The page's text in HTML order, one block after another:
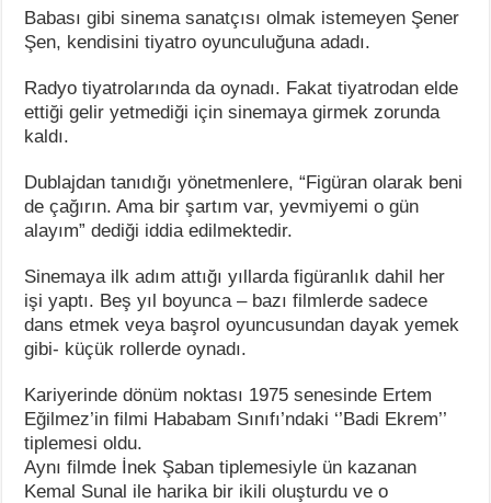
Babası gibi sinema sanatçısı olmak istemeyen Şener
Şen, kendisini tiyatro oyunculuğuna adadı.
Radyo tiyatrolarında da oynadı. Fakat tiyatrodan elde
ettiği gelir yetmediği için sinemaya girmek zorunda
kaldı.
Dublajdan tanıdığı yönetmenlere, “Figüran olarak beni
de çağırın. Ama bir şartım var, yevmiyemi o gün
alayım” dediği iddia edilmektedir.
Sinemaya ilk adım attığı yıllarda figüranlık dahil her
işi yaptı. Beş yıl boyunca – bazı filmlerde sadece
dans etmek veya başrol oyuncusundan dayak yemek
gibi- küçük rollerde oynadı.
Kariyerinde dönüm noktası 1975 senesinde Ertem
Eğilmez’in filmi Hababam Sınıfı’ndaki ‘’Badi Ekrem’’
tiplemesi oldu.
Aynı filmde İnek Şaban tiplemesiyle ün kazanan
Kemal Sunal ile harika bir ikili oluşturdu ve o